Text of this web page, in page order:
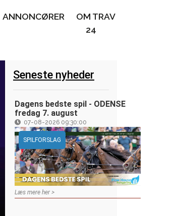
Seneste nyheder
Dagens bedste spil - ODENSE
fredag 7. august
07-08-2026 09:30:00
SPILFORSLAG
Læs mere her >
ANNONCØRER
OM TRAV
24